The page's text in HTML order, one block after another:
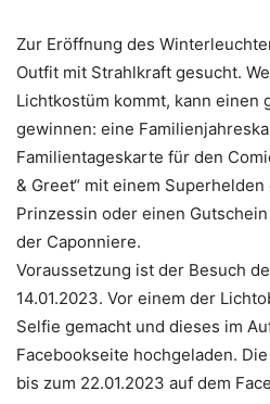
Zur Eröffnung des
Outfit mit Strahlkraft gesucht.
Lichtkostüm kommt, kann einen
gewinnen: eine
Familientageskarte für den
& Greet“ mit einem
Prinzessin oder einen
der Caponniere.
Voraussetzung ist der Besuch
14.01.2023. Vor einem der
Selfie gemacht und dieses im
Facebookseite hochgeladen.
bis zum 22.01.2023 auf dem